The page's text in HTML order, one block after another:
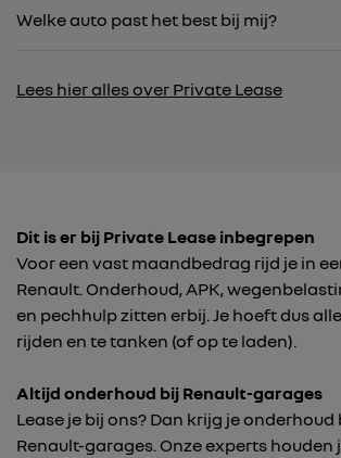
Welke auto past het best bij mij?
Lees hier alles over Private Lease
Dit is er bij Private Lease inbegrepen
Voor een vast maandbedrag rijd je in
Renault. Onderhoud, APK,
en pechhulp zitten erbij. Je hoeft dus
rijden en te tanken (of op te laden).
Altijd onderhoud bij Renault-garages
Lease je bij ons? Dan krijg je
Renault-garages. Onze experts houden